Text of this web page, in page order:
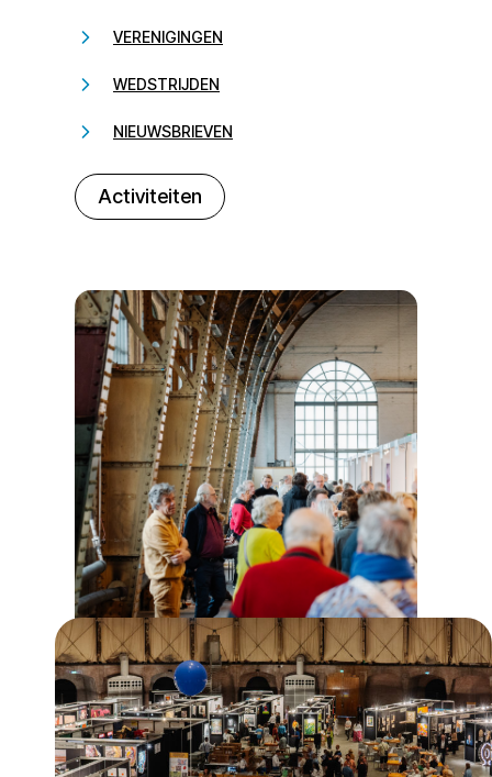
VERENIGINGEN
WEDSTRIJDEN
NIEUWSBRIEVEN
Activiteiten
232323